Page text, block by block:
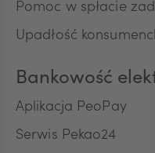
Pomoc w spłacie
Upadłość
Bankowość
Aplikacja PeoPay
Serwis Pekao24